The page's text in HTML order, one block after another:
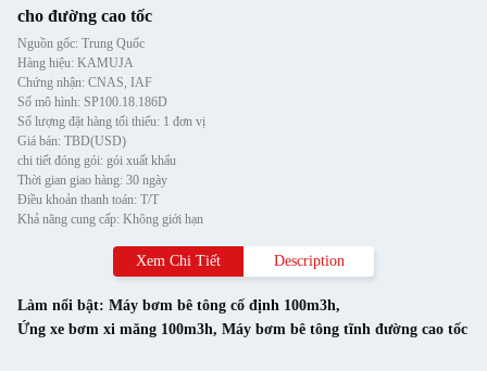
cho đường cao tốc
Nguồn gốc: Trung Quốc
Hàng hiệu: KAMUJA
Chứng nhận: CNAS, IAF
Số mô hình: SP100.18.186D
Số lượng đặt hàng tối thiểu: 1 đơn vị
Giá bán: TBD(USD)
chi tiết đóng gói: gói xuất khẩu
Thời gian giao hàng: 30 ngày
Điều khoản thanh toán: T/T
Khả năng cung cấp: Không giới hạn
Xem Chi Tiết Description
Làm nổi bật: Máy bơm bê tông cố định 100m3h,
Ứng xe bơm xi măng 100m3h, Máy bơm bê tông tĩnh đường cao tốc